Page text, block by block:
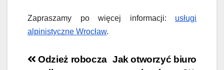
Zapraszamy po więcej informacji: usługi
alpinistyczne Wrocław.
Nawigacja Jak otworzyć biuro
Odzież robocza